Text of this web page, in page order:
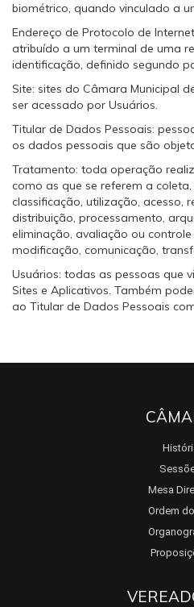
biométrico, quando vinculado a
Endereço de Protocolo de
atribuído a um terminal de uma
identificação, definido segundo
Site: sites do Câmara Municipal
ser acessado por Usuários.
Titular de Dados Pessoais:
os dados pessoais que são
Tratamento: toda operação
como as que se referem a
classificação, utilização, acesso,
distribuição, processamento,
eliminação, avaliação ou
modificação, comunicação,
Usuários: todas as pessoas que
Sites e Aplicativos. Também
ao Titular de Dados Pessoais
Mesa
Ordem